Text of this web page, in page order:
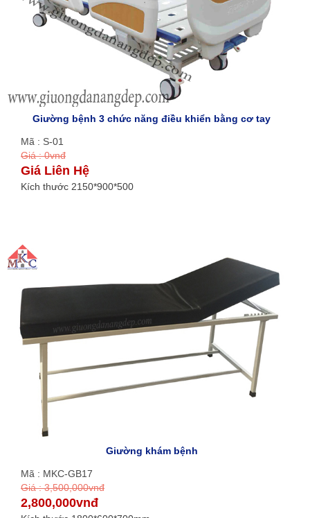
Giường bệnh 3 chức năng điều khiển bằng cơ tay
Mã : S-01
Giá : 0vnđ
Giá Liên Hệ
Kích thước 2150*900*500
Giường khám bệnh
Mã : MKC-GB17
Giá : 3,500,000vnđ
2,800,000vnđ